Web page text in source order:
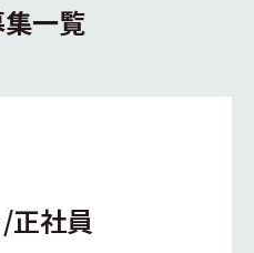
一覧
正社員